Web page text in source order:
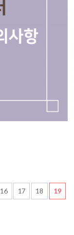
16 17 18 19